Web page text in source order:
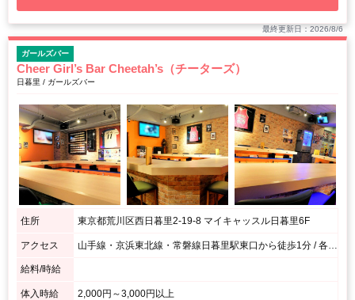
最終更新日：2026/8/6
ガールズバー
Cheer Girl’s Bar Cheetah’s（チーターズ）
日暮里 / ガールズバー
住所 東京都荒川区西日暮里2-19-8 マイキャッスル日暮里6F
アクセス
給料/時給
体入時給 2,000円～3,000円以上